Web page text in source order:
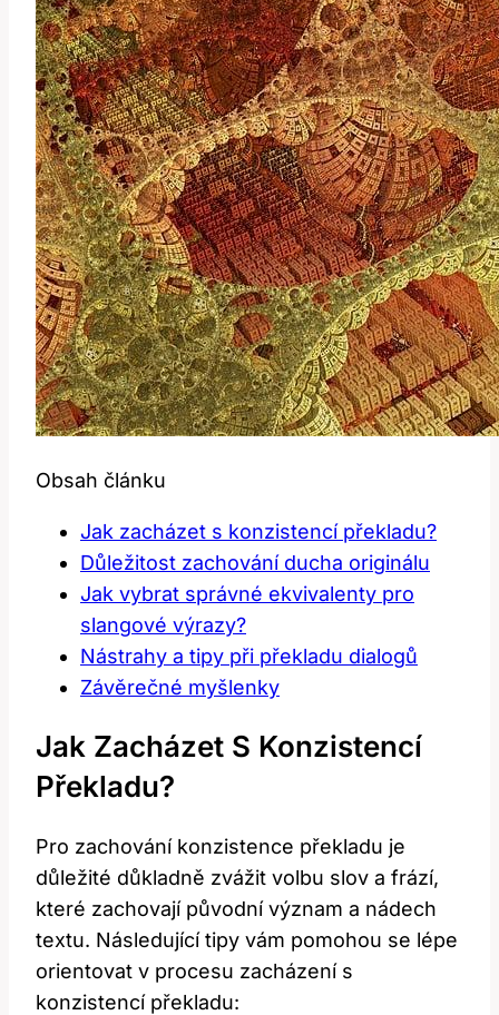
Obsah článku
Jak zacházet s konzistencí překladu?
Důležitost zachování ducha originálu
Jak vybrat správné ekvivalenty pro
slangové výrazy?
Nástrahy a tipy při překladu dialogů
Závěrečné myšlenky
Jak Zacházet S Konzistencí
Překladu?
Pro zachování konzistence překladu je
důležité důkladně zvážit volbu slov a frází,
které zachovají původní význam a nádech
textu. Následující tipy vám pomohou se lépe
orientovat v procesu zacházení s
konzistencí překladu: